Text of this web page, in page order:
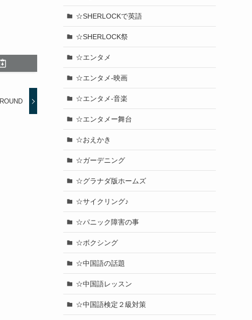
☆SHERLOCKで英語
☆SHERLOCK祭
☆エンタメ
☆エンタメ-映画
☆エンタメ-音楽
☆エンタメー舞台
☆おえかき
☆ガーデニング
☆グラナダ版ホームズ
☆サイクリング♪
☆パニック障害の事
☆ボクシング
☆中国語の話題
☆中国語レッスン
☆中国語検定２級対策